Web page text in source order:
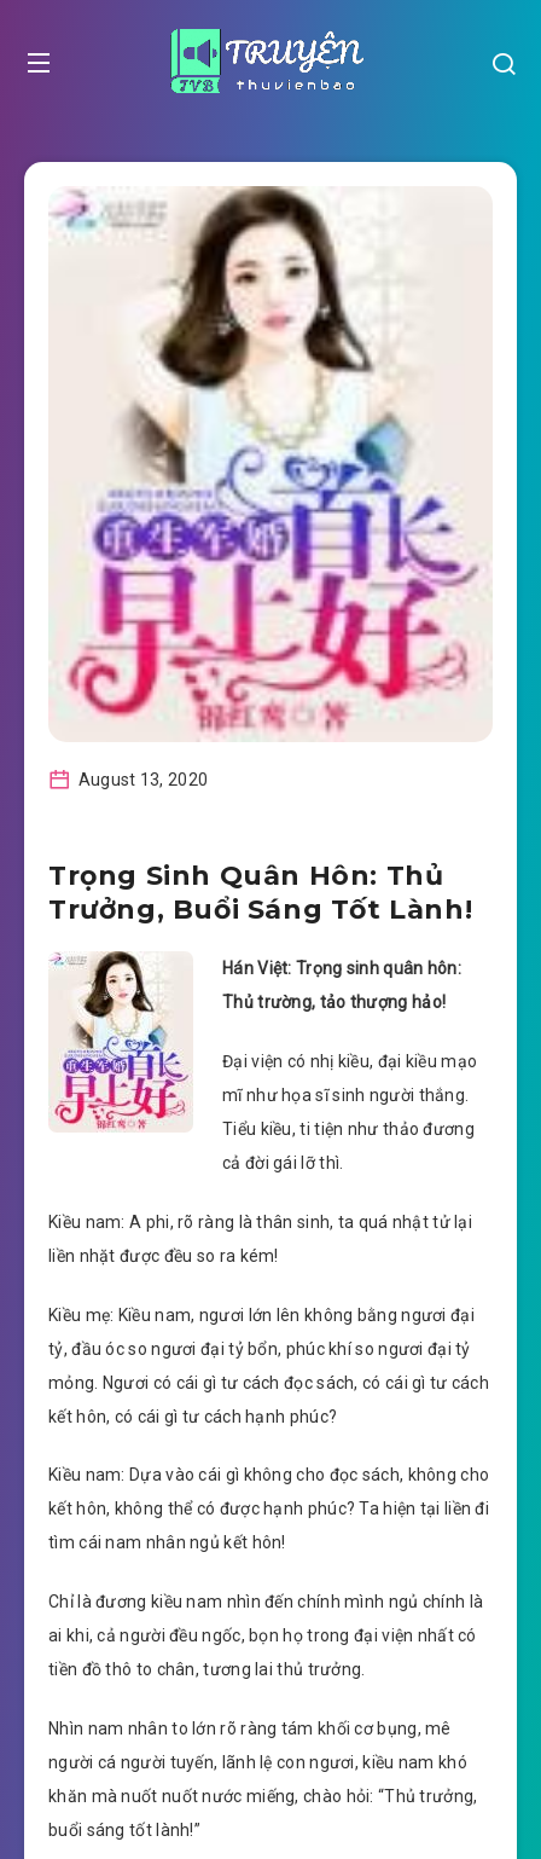
August 13, 2020
Trọng Sinh Quân Hôn: Thủ
Trưởng, Buổi Sáng Tốt Lành!
Hán Việt: Trọng sinh quân hôn:
Thủ trường, tảo thượng hảo!
Đại viện có nhị kiều, đại kiều mạo
mĩ như họa sĩ sinh người thắng.
Tiểu kiều, ti tiện như thảo đương
cả đời gái lỡ thì.
Kiều nam: A phi, rõ ràng là thân sinh, ta quá nhật tử lại
liền nhặt được đều so ra kém!
Kiều mẹ: Kiều nam, ngươi lớn lên không bằng ngươi đại
tỷ, đầu óc so ngươi đại tỷ bổn, phúc khí so ngươi đại tỷ
mỏng. Ngươi có cái gì tư cách đọc sách, có cái gì tư cách
kết hôn, có cái gì tư cách hạnh phúc?
Kiều nam: Dựa vào cái gì không cho đọc sách, không cho
kết hôn, không thể có được hạnh phúc? Ta hiện tại liền đi
tìm cái nam nhân ngủ kết hôn!
Chỉ là đương kiều nam nhìn đến chính mình ngủ chính là
ai khi, cả người đều ngốc, bọn họ trong đại viện nhất có
tiền đồ thô to chân, tương lai thủ trưởng.
Nhìn nam nhân to lớn rõ ràng tám khối cơ bụng, mê
người cá người tuyến, lãnh lệ con ngươi, kiều nam khó
khăn mà nuốt nuốt nước miếng, chào hỏi: “Thủ trưởng,
buổi sáng tốt lành!”